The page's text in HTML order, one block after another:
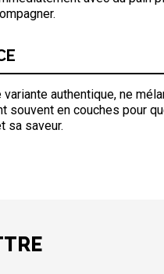
variante authentique, ne
souvent en couches pour
sa saveur.